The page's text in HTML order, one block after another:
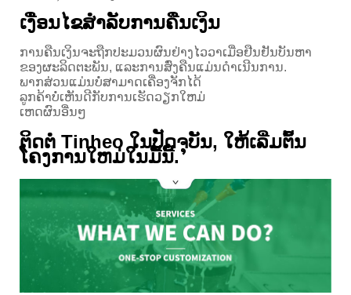
ເງື່ອນໄຂສໍາລັບການຄືນເງິນ
ການຄືນເງິນຈະຖືກປະມວນຜົນຢ່າງໄວວາເມື່ອຢືນຢັນບັນຫາ
ຂອງຜະລິດຕະພັນ, ແລະການສົ່ງຄືນແມ່ນດໍາເນີນການ.
ພາກສ່ວນແມ່ນບໍ່ສາມາດເຄື່ອງຈັກໄດ້
ລູກຄ້າບໍ່ເຫັນດີກັບການເຮັດວຽກໃຫມ່
ເຫດຜົນອື່ນໆ
ຕິດຕໍ່ Tinheo ໃນປັດຈຸບັນ, ໃຫ້ເລີ່ມຕົ້ນ
ໂຄງການໃຫມ່ໃນມື້ນີ້.